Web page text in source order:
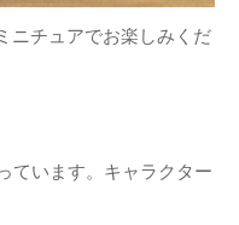
ニチュアでお楽しみくだ
ています。キャラクター